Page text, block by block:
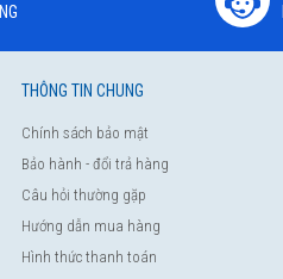
THÔNG TIN CHUNG
Chính sách bảo mật
Bảo hành - đổi trả hàng
Câu hỏi thường gặp
Hướng dẫn mua hàng
Hình thức thanh toán